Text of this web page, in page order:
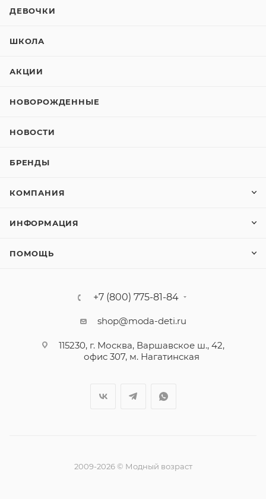
ДЕВОЧКИ
ШКОЛА
АКЦИИ
НОВОРОЖДЕННЫЕ
НОВОСТИ
БРЕНДЫ
КОМПАНИЯ
ИНФОРМАЦИЯ
ПОМОЩЬ
+7 (800) 775-81-84
shop@moda-deti.ru
115230, г. Москва, Варшавское ш., 42,
офис 307, м. Нагатинская
2009-2026 © Модный возраст